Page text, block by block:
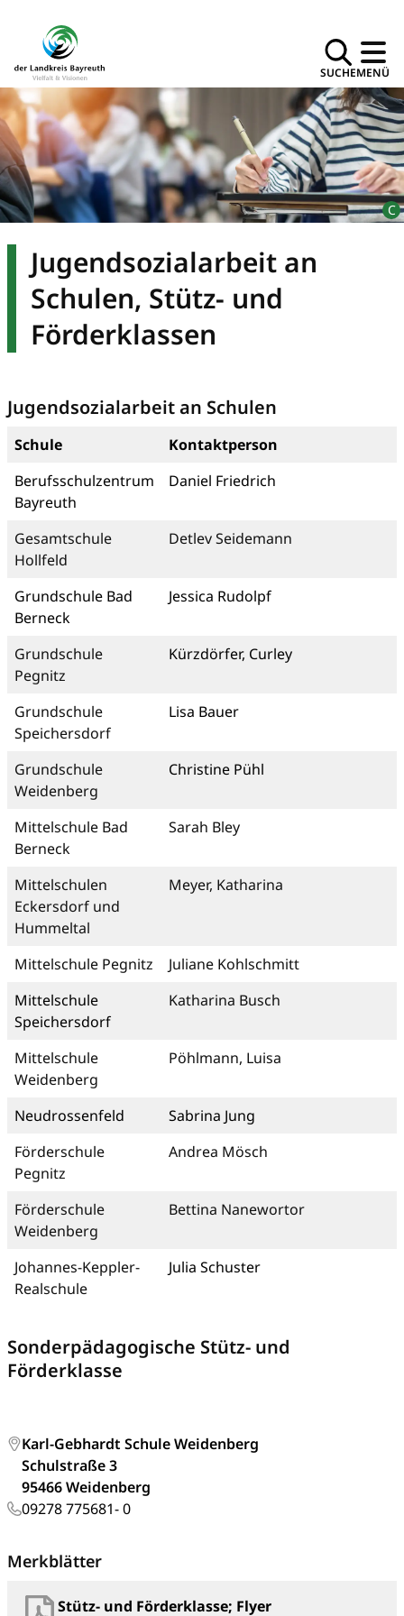
SUCHEMENÜ
Jugendsozialarbeit an
Schulen, Stütz- und
Förderklassen
Jugendsozialarbeit an Schulen
Schule
Kontaktperson
Berufsschulzentrum
Bayreuth
Daniel Friedrich
Gesamtschule
Hollfeld
Detlev Seidemann
Grundschule Bad
Berneck
Jessica Rudolpf
Grundschule
Pegnitz
Kürzdörfer, Curley
Grundschule
Speichersdorf
Lisa Bauer
Grundschule
Weidenberg
Christine Pühl
Mittelschule Bad
Berneck
Sarah Bley
Mittelschulen
Eckersdorf und
Hummeltal
Meyer, Katharina
Mittelschule Pegnitz
Juliane Kohlschmitt
Mittelschule
Speichersdorf
Katharina Busch
Mittelschule
Weidenberg
Pöhlmann, Luisa
Neudrossenfeld
Sabrina Jung
Förderschule
Pegnitz
Andrea Mösch
Förderschule
Weidenberg
Bettina Nanewortor
Johannes-Keppler-
Realschule
Julia Schuster
Sonderpädagogische Stütz- und
Förderklasse
Karl-Gebhardt Schule Weidenberg
Schulstraße 3
95466 Weidenberg
09278 775681- 0
Merkblätter
Stütz- und Förderklasse; Flyer